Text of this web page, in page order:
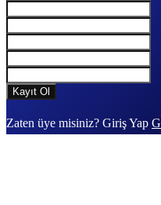
Zaten üye misiniz? Giriş Yap